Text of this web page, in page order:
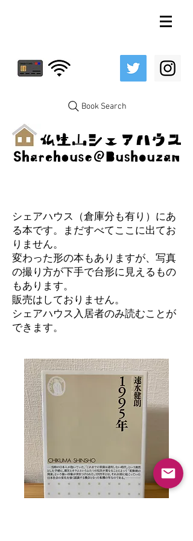
Book Search
シェアハウス（倉庫分も有り）にあ
る本です。まだすべてここに出てお
りません。
変わった形の本もありますが、写真
の撮り方が下手で台形に見えるもの
もあります。
​販売はしておりません。
シェアハウス入居者のみ読むことが
できます。